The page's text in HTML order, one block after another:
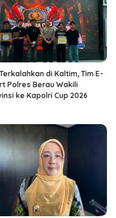
di Kaltim, Tim E-
Polres Berau Wakili
ke Kapolri Cup 2026